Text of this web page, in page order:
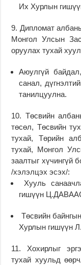
Их Хурлын
9. Дипломат
Монгол Улсын
оруулах тухай
Аюулгүй
санал,
танилцуулна.
10. Төсвийн
төсөл, Төсвийн
тухай, Төрийн
тухай, Монгол
заалтыг хүчингүй
/хэлэлцэх эсэх/:
Хууль
гишүүн
Төсвийн
Хурлын гишүүн
11. Хохирлыг
тухай хуульд